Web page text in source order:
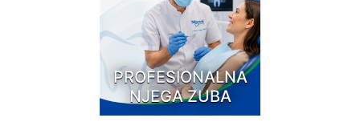
PROFESIONALNA
NJEGA ZUBA